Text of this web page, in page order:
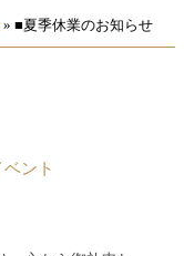
» ■夏季休業のお知らせ
ベント